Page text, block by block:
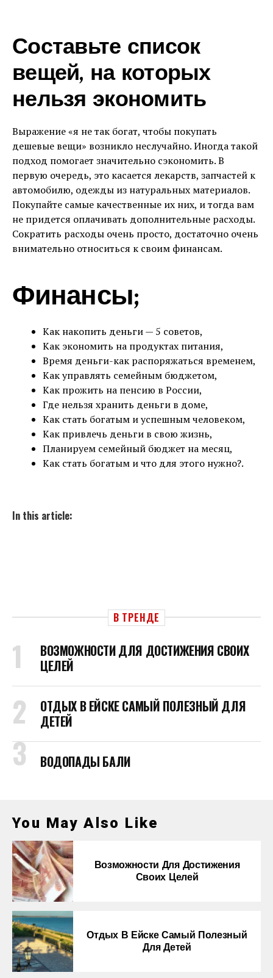
Составьте список
вещей, на которых
нельзя экономить
Выражение «я не так богат, чтобы покупать
дешевые вещи» возникло неслучайно. Иногда такой
подход помогает значительно сэкономить. В
первую очередь, это касается лекарств, запчастей к
автомобилю, одежды из натуральных материалов.
Покупайте самые качественные их них, и тогда вам
не придется оплачивать дополнительные расходы.
Сократить расходы очень просто, достаточно очень
внимательно относиться к своим финансам.
Финансы;
Как накопить деньги — 5 советов,
Как экономить на продуктах питания,
Время деньги-как распоряжаться временем,
Как управлять семейным бюджетом,
Как прожить на пенсию в России,
Где нельзя хранить деньги в доме,
Как стать богатым и успешным человеком,
Как привлечь деньги в свою жизнь,
Планируем семейный бюджет на месяц,
Как стать богатым и что для этого нужно?.
In this article:
В ТРЕНДЕ
ВОЗМОЖНОСТИ ДЛЯ ДОСТИЖЕНИЯ СВОИХ
ЦЕЛЕЙ
ОТДЫХ В ЕЙСКЕ САМЫЙ ПОЛЕЗНЫЙ ДЛЯ
ДЕТЕЙ
ВОДОПАДЫ БАЛИ
You May Also Like
Возможности Для Достижения
Своих Целей
Отдых В Ейске Самый Полезный
Для Детей